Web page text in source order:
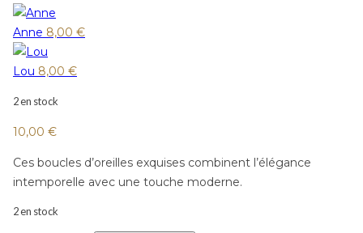
Anne 8,00 €
Lou 8,00 €
2 en stock
10,00 €
Ces boucles d’oreilles exquises combinent l’élégance
intemporelle avec une touche moderne.
2 en stock